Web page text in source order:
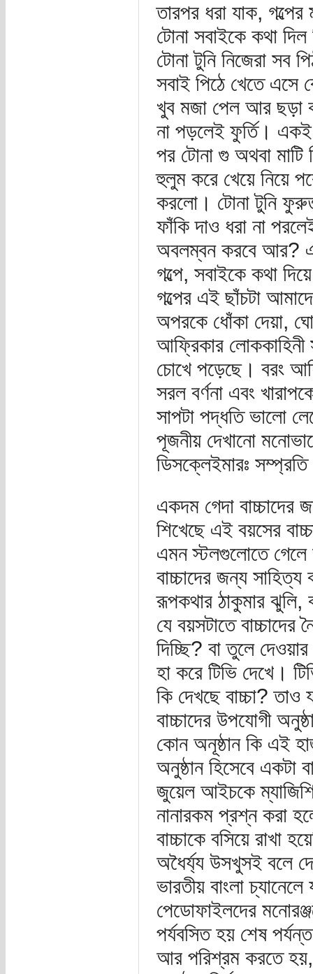
তারপর ধরা যাক,
টোনা সবাইকে কথা দিল
টোনা টুনি নিজেরা সব
সবাই পিঠে খেতে এসে
খুব মজা পেল আর ছড়া
না পড়লেই ফুর্তি। একই
পর টোনা গু অথবা মাটি
হুলুম করে খেয়ে নিয়ে
করলো। টোনা টুনি
ফাঁকি দাও ধরা না
অবলম্বন করবে আর?
গল্পে, সবাইকে কথা
গল্পের এই ছাঁচটা
অপরকে ধোঁকা দেয়া,
আফ্রিকার
চোখে পড়েছে। বরং
সরল বর্ণনা এবং
সাপটা পদ্ধতি ভালো
পূজনীয় দেখানো
ডিসক্লেইমারঃ
একদম গেদা
শিখেছে এই বয়সের
এমন স্টলগুলোতে
বাচ্চাদের জন্য
রূপকথার ঠাকুমার ঝুলি,
যে বয়সটাতে
দিচ্ছি? বা তুলে
হা করে টিভি দেখে।
কি দেখছে বাচ্চা? তাও
বাচ্চাদের উপযোগী
কোন অনূষ্ঠান কি এই
অনুষ্ঠান হিসেবে একটা
জুয়েল আইচকে
নানারকম প্রশ্ন করা
বাচ্চাকে বসিয়ে রাখা
অধৈর্য্য উসখুসই বলে
ভারতীয় বাংলা
পেডোফাইলদের
পর্যবসিত হয় শেষ
আর পরিশ্রম করতে হয়,